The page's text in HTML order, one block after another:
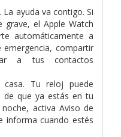
ayuda va contigo. Si
grave, el Apple Watch
automáticamente a
compartir
a tus contactos
Tu reloj puede
de que ya estás en tu
activa Aviso de
informa cuando estés